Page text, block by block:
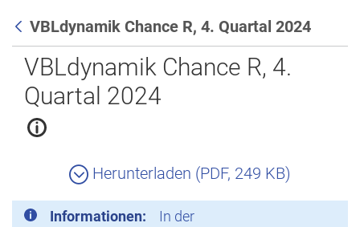
Zurück
VBLdynamik Chance R, 4. Quartal 2024
VBLdynamik Chance R, 4.
Quartal 2024
Herunterladen (PDF, 249 KB)
Informationen:
In der